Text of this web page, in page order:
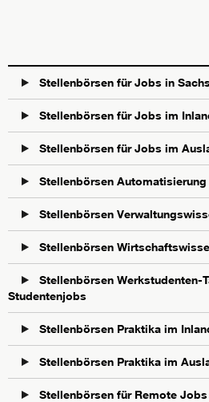
Stellenbörsen für Jobs in
Stellenbörsen für Jobs im
Stellenbörsen für Jobs im
Stellenbörsen
Stellenbörsen
Stellenbörsen
Stellenbörsen Werkstudenten-
Studentenjobs
Stellenbörsen Praktika im
Stellenbörsen Praktika im
Stellenbörsen für Remote Jobs